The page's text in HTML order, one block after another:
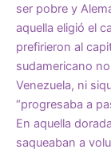
ser pobre y
aquella eligió el
prefirieron al
sudamericano
Venezuela, ni
“progresaba a
En aquella
saqueaban a